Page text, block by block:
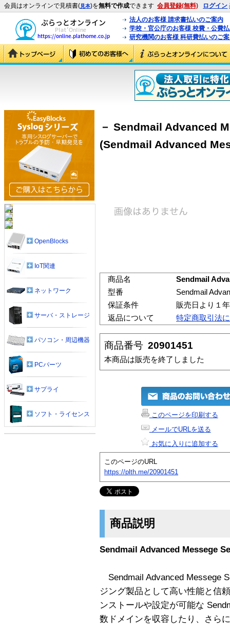
会員はオンラインで見積書(見本)を無料で作成できます 会員登録(無料) ログイン
法人のお客様 請求書払いのご案内
学校・官公庁のお客様 校費・公費
研究機関のお客様 科研費払いのご
－ Sendmail Advanced
(Sendmail Advanced
商品名
Sendmail
型番
Sendmail
保証条件
販売日より１
返品について
特定商取引法
商品番号 20901451
本商品は販売を終了しました
このページを印刷する
メールでURLを送る
お気に入りに追加する
このページのURL
https://plth.me/20901451
商品説明
Sendmail Advanced Messege
Sendmail Advanced Messege
ジング製品として高い性能と信
ンストールや設定が可能な
数ドメインを収容したり、さら
OpenBlocks
IoT関連
ネットワーク
サーバ・ストレージ
パソコン・周辺機器
PCパーツ
サプライ
ソフト・ライセンス